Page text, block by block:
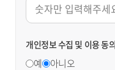
개인정보 수집 및 이용 동의
예 아니오